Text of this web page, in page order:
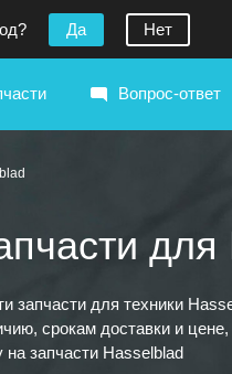
Да Нет
Вопрос-ответ
для
запчасти для техники
срокам доставки и
на запчасти Hasselblad